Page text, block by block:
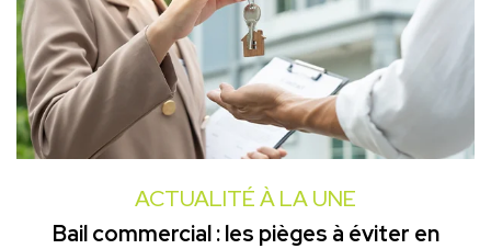
ACTUALITÉ À LA UNE
Bail commercial : les pièges à éviter en